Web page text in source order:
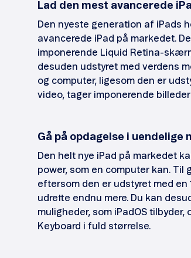
Lad den mest avancerede
Den nyeste generation af iPads
avancerede iPad på markedet.
imponerende Liquid Retina-
desuden udstyret med verdens
og computer, ligesom den er
video, tager imponerende
Gå på opdagelse i
Den helt nye iPad på markedet
power, som en computer kan.
eftersom den er udstyret med en
udrette endnu mere. Du kan
muligheder, som iPadOS
Keyboard i fuld størrelse.